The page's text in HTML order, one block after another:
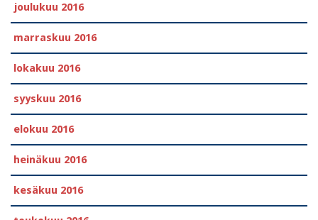
joulukuu 2016
marraskuu 2016
lokakuu 2016
syyskuu 2016
elokuu 2016
heinäkuu 2016
kesäkuu 2016